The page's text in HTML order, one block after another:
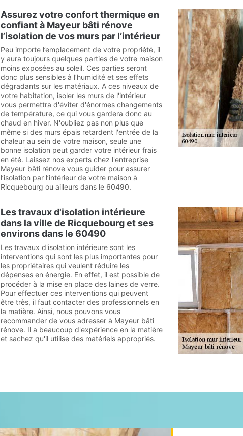
Assurez votre confort thermique en
confiant à Mayeur bâti rénove
l’isolation de vos murs par l’intérieur
Peu importe l’emplacement de votre propriété, il
y aura toujours quelques parties de votre maison
moins exposées au soleil. Ces parties seront
donc plus sensibles à l’humidité et ses effets
dégradants sur les matériaux. A ces niveaux de
votre habitation, isoler les murs de l'intérieur
vous permettra d'éviter d'énormes changements
de température, ce qui vous gardera donc au
chaud en hiver. N'oubliez pas non plus que
même si des murs épais retardent l'entrée de la
chaleur au sein de votre maison, seule une
bonne isolation peut garder votre intérieur frais
en été. Laissez nos experts chez l'entreprise
Mayeur bâti rénove vous guider pour assurer
l’isolation par l’intérieur de votre maison à
Ricquebourg ou ailleurs dans le 60490.
Les travaux d'isolation intérieure
dans la ville de Ricquebourg et ses
environs dans le 60490
Les travaux d'isolation intérieure sont les
interventions qui sont les plus importantes pour
les propriétaires qui veulent réduire les
dépenses en énergie. En effet, il est possible de
procéder à la mise en place des laines de verre.
Pour effectuer ces interventions qui peuvent
être très, il faut contacter des professionnels en
la matière. Ainsi, nous pouvons vous
recommander de vous adresser à Mayeur bâti
rénove. Il a beaucoup d'expérience en la matière
et sachez qu'il utilise des matériels appropriés.